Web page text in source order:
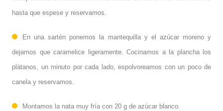
hasta que espese y reservamos.
En una sartén ponemos la mantequilla y el azúcar moreno y
dejamos que caramelice ligeramente. Cocinamos a la plancha los
plátanos, un minuto por cada lado, espolvoreamos con un poco de
canela y reservamos.
Montamos la nata muy fría con 20 g de azúcar blanco.